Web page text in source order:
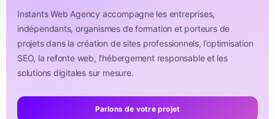
Instants Web Agency accompagne les entreprises,
indépendants, organismes de formation et porteurs de
projets dans la création de sites professionnels, l’optimisation
SEO, la refonte web, l’hébergement responsable et les
solutions digitales sur mesure.
Parlons de votre projet